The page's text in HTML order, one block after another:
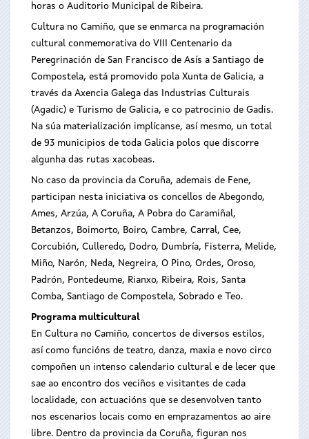
horas o Auditorio Municipal de Ribeira.
Cultura no Camiño, que se enmarca na programación
cultural conmemorativa do VIII Centenario da
Peregrinación de San Francisco de Asís a Santiago de
Compostela, está promovido pola Xunta de Galicia, a
través da Axencia Galega das Industrias Culturais
(Agadic) e Turismo de Galicia, e co patrocinio de Gadis.
Na súa materialización implícanse, así mesmo, un total
de 93 municipios de toda Galicia polos que discorre
algunha das rutas xacobeas.
No caso da provincia da Coruña, ademais de Fene,
participan nesta iniciativa os concellos de Abegondo,
Ames, Arzúa, A Coruña, A Pobra do Caramiñal,
Betanzos, Boimorto, Boiro, Cambre, Carral, Cee,
Corcubión, Culleredo, Dodro, Dumbría, Fisterra, Melide,
Miño, Narón, Neda, Negreira, O Pino, Ordes, Oroso,
Padrón, Pontedeume, Rianxo, Ribeira, Rois, Santa
Comba, Santiago de Compostela, Sobrado e Teo.
Programa multicultural
En Cultura no Camiño, concertos de diversos estilos,
así como funcións de teatro, danza, maxia e novo circo
compoñen un intenso calendario cultural e de lecer que
sae ao encontro dos veciños e visitantes de cada
localidade, con actuacións que se desenvolven tanto
nos escenarios locais como en emprazamentos ao aire
libre. Dentro da provincia da Coruña, figuran nos